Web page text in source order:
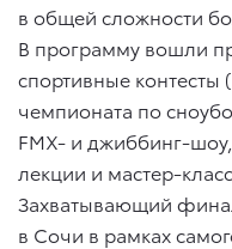
в общей сложности
В программу вошли
спортивные контесты
чемпионата по
FMX- и джиббинг-
лекции и мастер-
Захватывающий
в Сочи в рамках